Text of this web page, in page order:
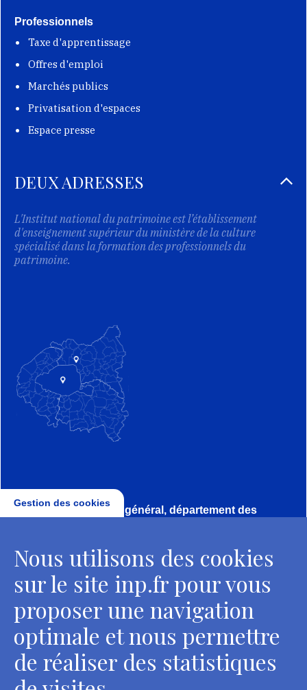
Professionnels
Taxe d'apprentissage
Offres d'emploi
Marchés publics
Privatisation d'espaces
Espace presse
DEUX ADRESSES
L'Institut national du patrimoine est l’établissement
d'enseignement supérieur du ministère de la culture
spécialisé dans la formation des professionnels du
patrimoine.
Direction, secrétariat général, département des
2 rue Vivienne - 75002 Paris
Tél. : + 33 1 44 41 16 41
Contacts
Département des restaurateurs
Gestion des cookies
Nous utilisons des cookies
sur le site inp.fr pour vous
proposer une navigation
optimale et nous permettre
de réaliser des statistiques